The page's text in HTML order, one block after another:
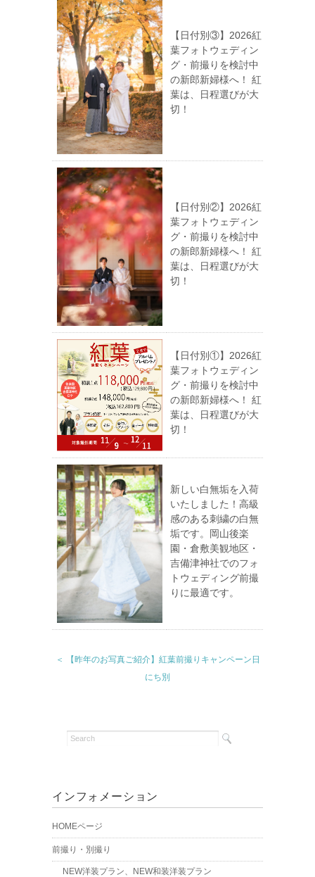
【日付別③】2026紅
葉フォトウェディン
グ・前撮りを検討中
の新郎新婦様へ！ 紅
葉は、日程選びが大
切！
【日付別②】2026紅
葉フォトウェディン
グ・前撮りを検討中
の新郎新婦様へ！ 紅
葉は、日程選びが大
切！
【日付別①】2026紅
葉フォトウェディン
グ・前撮りを検討中
の新郎新婦様へ！ 紅
葉は、日程選びが大
切！
新しい白無垢を入荷
いたしました！高級
感のある刺繍の白無
垢です。岡山後楽
園・倉敷美観地区・
吉備津神社でのフォ
トウェディング前撮
りに最適です。
＜ 【昨年のお写真ご紹介】紅葉前撮りキャンペーン日
にち別
インフォメーション
HOMEページ
前撮り・別撮り
NEW洋装プラン、NEW和装洋装プラン